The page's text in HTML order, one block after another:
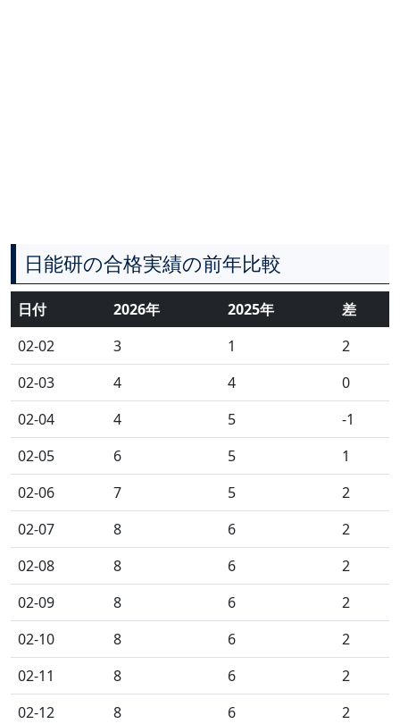
日能研の合格実績の前年比較
日付 2026年 2025年
差
02-02
3 1
2
02-03
4 4
0
02-04
4 5
-1
02-05
6 5
1
02-06
7 5
2
02-07
8 6
2
02-08
8 6
2
02-09
8 6
2
02-10
8 6
2
02-11
8 6
2
02-12
8 6
2